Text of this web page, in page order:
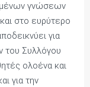
γνώσεων
στο ευρύτερο
για
του Συλλόγου
ολοένα και
για την